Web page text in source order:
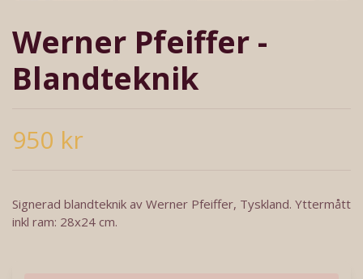
Werner Pfeiffer -
Blandteknik
950 kr
Signerad blandteknik av Werner Pfeiffer, Tyskland. Yttermått
inkl ram: 28x24 cm.